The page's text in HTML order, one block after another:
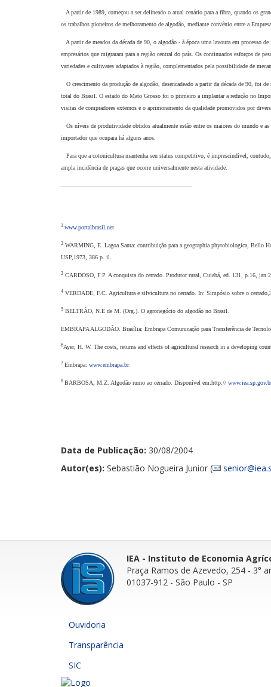
A partir de 1989, começou a ser delineado o atual cenário para a fibra, quando os
os trabalhos pioneiros de melhoramento de algodão, mediante convênio entre a
A partir de meados da década de 90, o algodão - à época uma lavoura em processo
empresários que migraram para a região central do país. Os continuados esforços de
variedades e cultivares adaptados à região, complementados pela possibilidade de
O crescimento da produção de algodão, desencadeado a partir da década de 90, foi
total do Brasil. O estado do Mato Grosso foi o primeiro a implantar a redução no
visitas de compradores externos e o aprimoramento da qualidade promovidos por
Os níveis de produtividade obtidos atualmente estão entre os maiores do mundo e
importador que ocupara há alguns anos.
Para que a cotonicultura mantenha seu status competitivo, é imprescindível,
ampla incidência de pragas que ocorre universalmente nesta atividade.
1 www.portalbrasil.net
2 WARMING, E. Lagoa Santa: contribuição para a geographia phytobiologica, Bello
USP,1973, 386 p. il.
3 CARDOSO, F.P. A conquista do cerrado. Produtor rural, Cuiabá, ed. 131, p.16,
4 VERDADE, F.C. Agricultura e silvicultura no cerrado. In: Simpósio sobre o
5 BELTRÃO, N.E de M. (Org.). O agronegócio do algodão no Brasil.
EMBRAPA ALGODÃO. Brasília: Embrapa Comunicação para Transferência de
6Ayer, H. W. The costs, returns and effects of agricultural research in a developing
7 Embrapa: www.embrapa.br
8 BARBOSA, M.Z. Algodão rumo ao cerrado. Disponível em:http://
Data de Publicação: 30/08/2004
Autor(es): Sebastião Nogueira Junior (
IEA - Instituto de Economia
Praça Ramos de Azevedo, 254 - 3°
01037-912 - São Paulo - SP
Ouvidoria
Transparência
SIC